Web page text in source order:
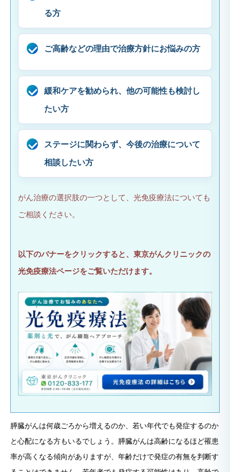
る方
ご高齢などの理由で治療方針にお悩みの方
緩和ケアを勧められ、他の可能性も検討し
たい方
ステージに関わらず、今後の治療について
相談したい方
がん治療の選択肢の一つとして、光免疫療法についても
ご相談ください。
以下のバナーをクリックすると、東京がんクリニックの
光免疫療法ページをご覧いただけます。
膵臓がんは何歳ごろから増えるのか、若い年代でも発症するのか
と心配になる方もいるでしょう。膵臓がんは高齢になるほど罹患
率が高くなる傾向がありますが、年齢だけで発症の有無を判断す